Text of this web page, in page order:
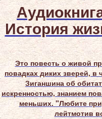
История
Это повесть о живой
повадках диких зверей,
Зиганшина об
искренностью, знанием
меньших. "Любите
лейтмотив